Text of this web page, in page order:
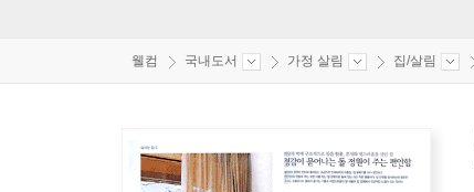
웰컴 국내도서 가정 살림 집/살림